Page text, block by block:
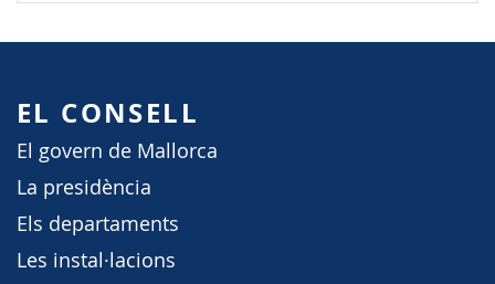
EL CONSELL
El govern de Mallorca
La presidència
Els departaments
Les instal·lacions